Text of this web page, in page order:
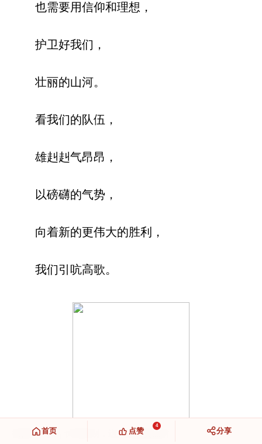
也需要用信仰和理想，
护卫好我们，
壮丽的山河。
看我们的队伍，
雄赳赳气昂昂，
以磅礴的气势，
向着新的更伟大的胜利，
我们引吭高歌。
微信扫一扫｜长按识别，进入读者交流群
首页
4
点赞 分享